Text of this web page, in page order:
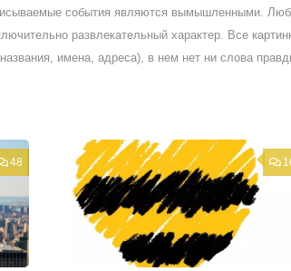
события являются вымышленными.
развлекательный характер. Все
имена, адреса), в нем нет ни слова
48